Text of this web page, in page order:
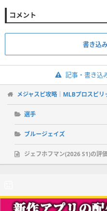
コメント
書き込
記事・書き込
メジャスピ攻略｜MLBプロスピリ
選手
ブルージェイズ
ジェフホフマン(2026 S1)の評